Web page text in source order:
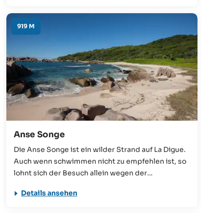
ohne einen einheimischen Tour Guide nicht zu
empfehlen.
919 M
Anse Songe
Die Anse Songe ist ein wilder Strand auf La Digue.
Auch wenn schwimmen nicht zu empfehlen ist, so
lohnt sich der Besuch allein wegen der
Fußmarsch von der Grand Anse bietet einen
Details ansehen